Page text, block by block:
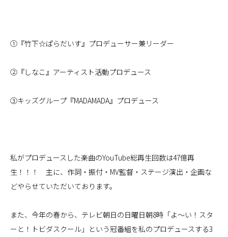
①『竹下☆ぱらだいす』プロデューサー兼リーダー
②『しなこ』アーティスト活動プロデュース
③キッズグループ『MADAMADA』プロデュース
私がプロデュースした楽曲のYouTube総再生回数は47億再
生！！！ 主に、作詞・振付・MV監督・ステージ演出・企画な
どやらせていただいております。
また、今年の春から、テレビ朝日の日曜日朝8時「よ〜い！スタ
ーと！トビダスクール」という冠番組を私のプロデュースする3